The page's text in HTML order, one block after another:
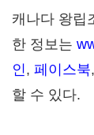
캐나다 왕립
한 정보는
인, 페이스북,
할 수 있다.